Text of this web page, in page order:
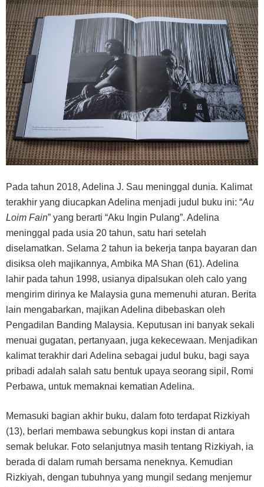
Pada tahun 2018, Adelina J. Sau meninggal dunia. Kalimat
terakhir yang diucapkan Adelina menjadi judul buku ini: “Au
Loim Fain” yang berarti “Aku Ingin Pulang”. Adelina
meninggal pada usia 20 tahun, satu hari setelah
diselamatkan. Selama 2 tahun ia bekerja tanpa bayaran dan
disiksa oleh majikannya, Ambika MA Shan (61). Adelina
lahir pada tahun 1998, usianya dipalsukan oleh calo yang
mengirim dirinya ke Malaysia guna memenuhi aturan. Berita
lain mengabarkan, majikan Adelina dibebaskan oleh
Pengadilan Banding Malaysia. Keputusan ini banyak sekali
menuai gugatan, pertanyaan, juga kekecewaan. Menjadikan
kalimat terakhir dari Adelina sebagai judul buku, bagi saya
pribadi adalah salah satu bentuk upaya seorang sipil, Romi
Perbawa, untuk memaknai kematian Adelina.
Memasuki bagian akhir buku, dalam foto terdapat Rizkiyah
(13), berlari membawa sebungkus kopi instan di antara
semak belukar. Foto selanjutnya masih tentang Rizkiyah, ia
berada di dalam rumah bersama neneknya. Kemudian
Rizkiyah, dengan tubuhnya yang mungil sedang menjemur